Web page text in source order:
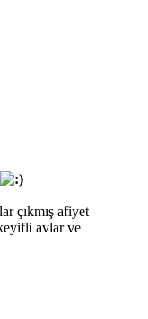
çıkmış afiyet
avlar ve